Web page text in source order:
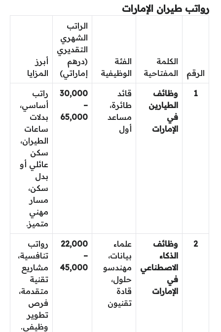
رواتب طيران الإمارات
الرقم
الكلمة
المفتاحية
الفئة
الوظيفية
الراتب
الشهري
التقديري
(درهم
إماراتي)
أبرز
المزايا
1
وظائف
الطيارين
في
الإمارات
قائد
طائرة،
مساعد
أول
30,000
–
65,000
راتب
أساسي،
بدلات
ساعات
الطيران،
سكن
عائلي أو
بدل
سكن،
مسار
مهني
متميز.
2
وظائف
الذكاء
الاصطناعي
في
الإمارات
علماء
بيانات،
مهندسو
حلول،
قادة
تقنيون
22,000
–
45,000
رواتب
تنافسية،
مشاريع
تقنية
متقدمة،
فرص
تطوير
وظيفي.